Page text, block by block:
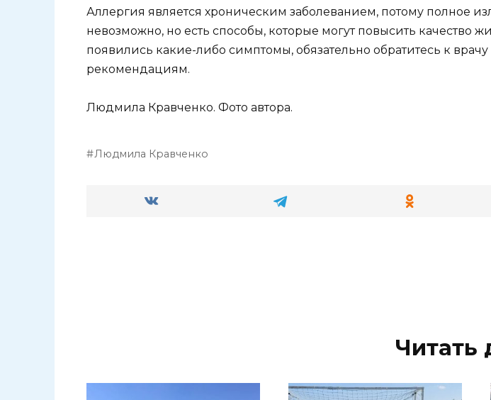
Аллергия является хроническим заболеванием, потому полное
невозможно, но есть способы, которые могут повысить качество
появились какие-либо симптомы, обязательно обратитесь к врачу
рекомендациям.
Людмила Кравченко. Фото автора.
Людмила Кравченко
Читать